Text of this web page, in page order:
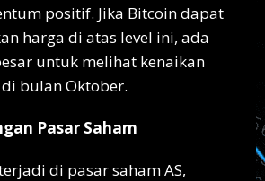
positif. Jika Bitcoin dapat
harga di atas level ini, ada
untuk melihat kenaikan
bulan Oktober.
Pasar Saham
di pasar saham AS,